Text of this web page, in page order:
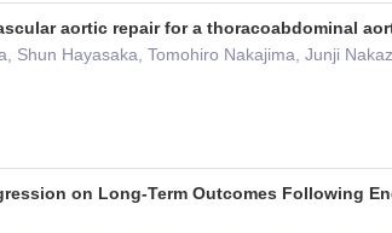
aortic repair for a thoracoabdominal
Shun Hayasaka, Tomohiro Nakajima, Junji
on Long-Term Outcomes Following